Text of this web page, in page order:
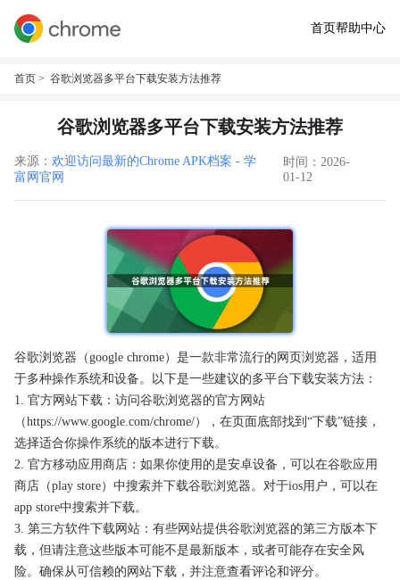
首页帮助中心
首页 > 谷歌浏览器多平台下载安装方法推荐
谷歌浏览器多平台下载安装方法推荐
来源： 欢迎访问最新的Chrome APK档案 - 学
富网官网
时间：2026-
01-12
谷歌浏览器（google chrome）是一款非常流行的网页浏览器，适用
于多种操作系统和设备。以下是一些建议的多平台下载安装方法：
1. 官方网站下载：访问谷歌浏览器的官方网站
（https://www.google.com/chrome/），在页面底部找到“下载”链接，
选择适合你操作系统的版本进行下载。
2. 官方移动应用商店：如果你使用的是安卓设备，可以在谷歌应用
商店（play store）中搜索并下载谷歌浏览器。对于ios用户，可以在
app store中搜索并下载。
3. 第三方软件下载网站：有些网站提供谷歌浏览器的第三方版本下
载，但请注意这些版本可能不是最新版本，或者可能存在安全风
险。确保从可信赖的网站下载，并注意查看评论和评分。